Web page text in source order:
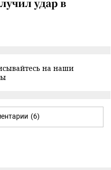
удар в
на наши
(6)